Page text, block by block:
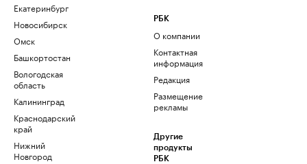
Екатеринбург
Новосибирск
Омск
Башкортостан
Вологодская
область
Калининград
Краснодарский
край
Нижний
Новгород
РБК
О компании
Контактная
информация
Редакция
Размещение
рекламы
Другие
продукты
РБК